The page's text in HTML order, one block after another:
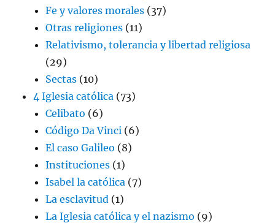
Fe y valores morales (37)
Otras religiones (11)
Relativismo, tolerancia y libertad religiosa
(29)
Sectas (10)
4 Iglesia católica (73)
Celibato (6)
Código Da Vinci (6)
El caso Galileo (8)
Instituciones (1)
Isabel la católica (7)
La esclavitud (1)
La Iglesia católica y el nazismo (9)